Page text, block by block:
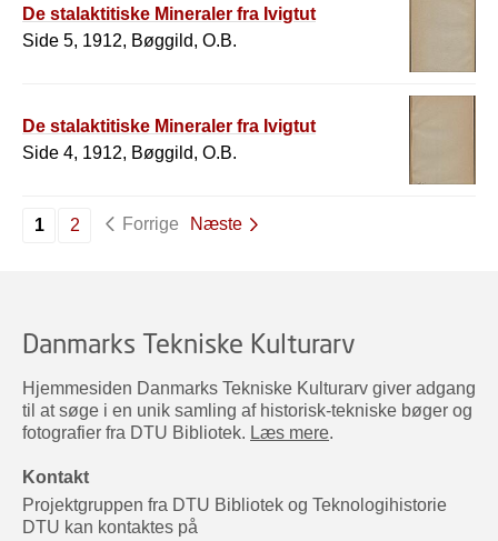
De stalaktitiske Mineraler fra Ivigtut
Side 5, 1912, Bøggild, O.B.
De stalaktitiske Mineraler fra Ivigtut
Side 4, 1912, Bøggild, O.B.
1 2 Forrige Næste
Danmarks Tekniske Kulturarv
Hjemmesiden Danmarks Tekniske Kulturarv giver adgang
til at søge i en unik samling af historisk-tekniske bøger og
fotografier fra DTU Bibliotek. Læs mere.
Kontakt
Projektgruppen fra DTU Bibliotek og Teknologihistorie
DTU kan kontaktes på